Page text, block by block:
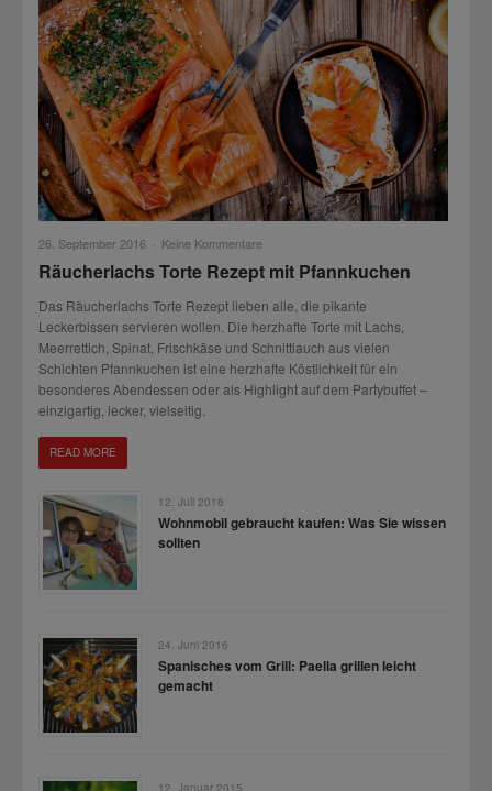
26. September 2016 · Keine Kommentare
Räucherlachs Torte Rezept mit Pfannkuchen
Das Räucherlachs Torte Rezept lieben alle, die pikante
Leckerbissen servieren wollen. Die herzhafte Torte mit Lachs,
Meerrettich, Spinat, Frischkäse und Schnittlauch aus vielen
Schichten Pfannkuchen ist eine herzhafte Köstlichkeit für ein
besonderes Abendessen oder als Highlight auf dem Partybuffet –
einzigartig, lecker, vielseitig.
READ MORE
12. Juli 2016
Wohnmobil gebraucht kaufen: Was Sie wissen
sollten
24. Juni 2016
Spanisches vom Grill: Paella grillen leicht
gemacht
12. Januar 2015